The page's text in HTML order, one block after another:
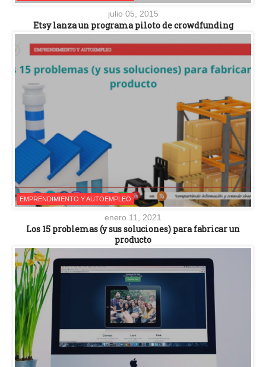
julio 05, 2015
Etsy lanza un programa piloto de crowdfunding
EMPRENDIMIENTO Y AUTOEMPLEO
enero 11, 2021
Los 15 problemas (y sus soluciones) para fabricar un
producto